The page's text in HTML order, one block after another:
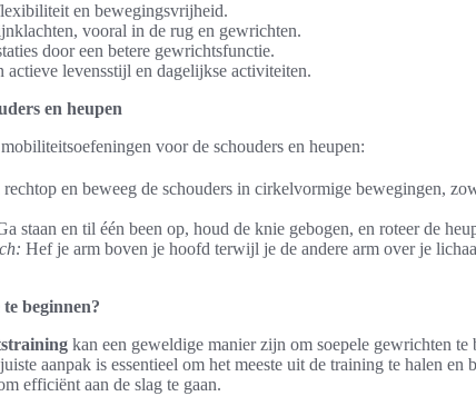
en bewegingsvrijheid.
vooral in de rug en gewrichten.
door een betere gewrichtsfunctie.
actieve levensstijl en dagelijkse activiteiten.
en heupen
voor de schouders en heupen:
rechtop en beweeg de schouders in cirkelvormige bewegingen,
staan en til één been op, houd de knie gebogen, en roteer de
Hef je arm boven je hoofd terwijl je de andere arm over je
beginnen?
kan een geweldige manier zijn om soepele gewrichten te
aanpak is essentieel om het meeste uit de training te halen en
efficiënt aan de slag te gaan.